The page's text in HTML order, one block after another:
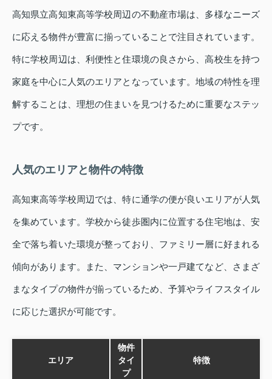
高知県立高知東高等学校周辺の不動産市場は、多様なニーズ
に応える物件が豊富に揃っていることで注目されています。
特に学校周辺は、利便性と住環境の良さから、高校生を持つ
家庭を中心に人気のエリアとなっています。地域の特性を理
解することは、理想の住まいを見つけるために重要なステッ
プです。
人気のエリアと物件の特徴
高知東高等学校周辺では、特に通学の便が良いエリアが人気
を集めています。学校から徒歩圏内に位置する住宅地は、安
全で落ち着いた環境が整っており、ファミリー層に好まれる
傾向があります。また、マンションや一戸建てなど、さまざ
まなタイプの物件が揃っているため、予算やライフスタイル
に応じた選択が可能です。
エリア
物件
タイ
プ
特徴